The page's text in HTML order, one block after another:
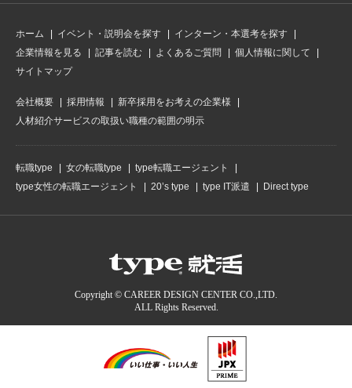
ホーム イベント・説明会を探す
インターン・本選考を探す
企業情報を見る
記事を読む よくあるご質問
個人情報に関して
サイトマップ
会社概要 採用情報
新卒採用をお考えの企業様
人材紹介サービスの取扱い職種の範囲の明示
転職type 女の転職type
type転職エージェント
type女性の転職エージェント
20’s type type IT派遣 Direct type
Copyright © CAREER DESIGN CENTER CO.,LTD.
ALL Rights Reserved.